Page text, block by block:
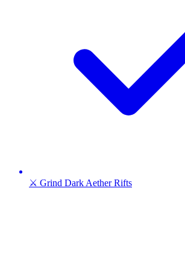
⚔️ Grind Dark Aether Rifts